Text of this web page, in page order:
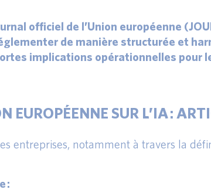
officiel de l’Union européenne
de manière structurée et
implications opérationnelles pour
EUROPÉENNE SUR L’IA :
entreprises, notamment à travers la
: